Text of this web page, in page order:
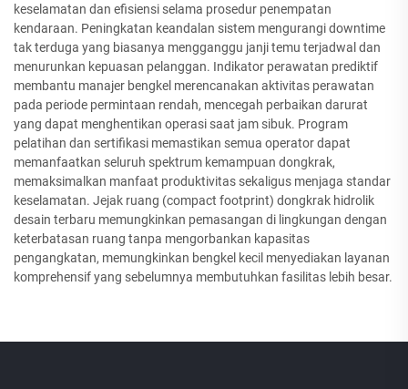
keselamatan dan efisiensi selama prosedur penempatan
kendaraan. Peningkatan keandalan sistem mengurangi downtime
tak terduga yang biasanya mengganggu janji temu terjadwal dan
menurunkan kepuasan pelanggan. Indikator perawatan prediktif
membantu manajer bengkel merencanakan aktivitas perawatan
pada periode permintaan rendah, mencegah perbaikan darurat
yang dapat menghentikan operasi saat jam sibuk. Program
pelatihan dan sertifikasi memastikan semua operator dapat
memanfaatkan seluruh spektrum kemampuan dongkrak,
memaksimalkan manfaat produktivitas sekaligus menjaga standar
keselamatan. Jejak ruang (compact footprint) dongkrak hidrolik
desain terbaru memungkinkan pemasangan di lingkungan dengan
keterbatasan ruang tanpa mengorbankan kapasitas
pengangkatan, memungkinkan bengkel kecil menyediakan layanan
komprehensif yang sebelumnya membutuhkan fasilitas lebih besar.